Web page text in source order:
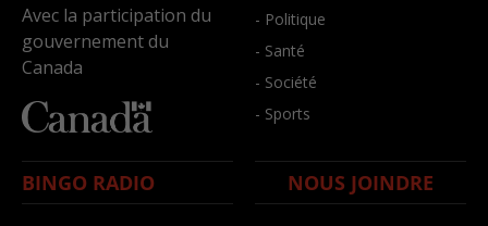
Avec la participation du
gouvernement du
Canada
- Politique
- Santé
- Société
- Sports
BINGO RADIO NOUS JOINDRE